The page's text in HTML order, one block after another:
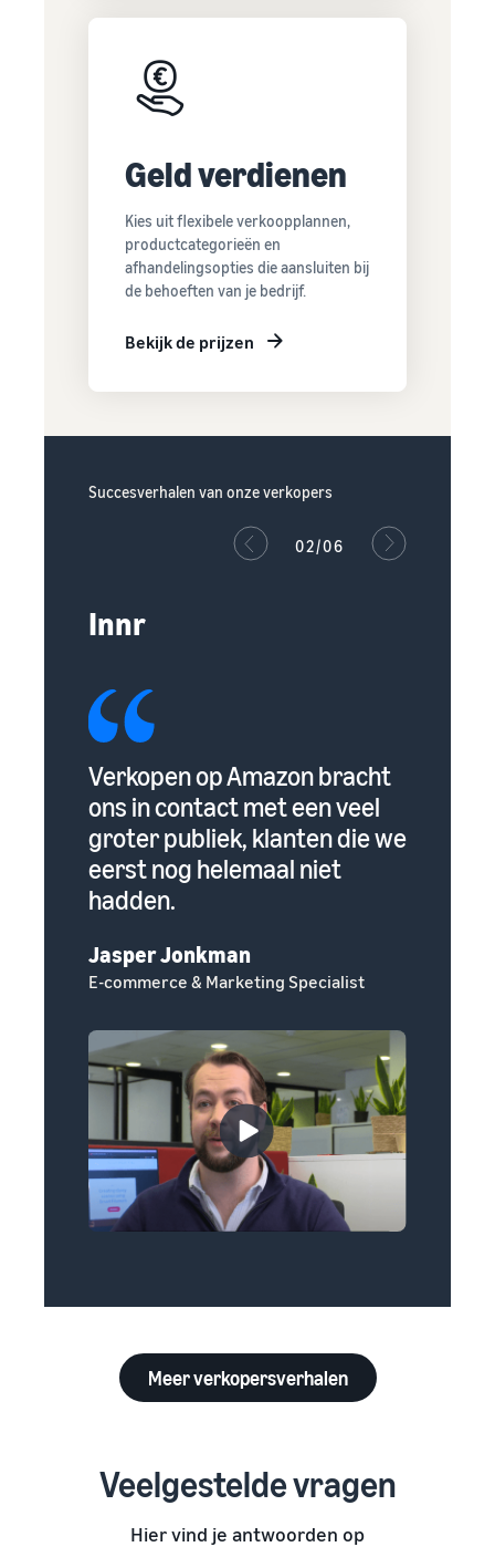
Geld verdienen
Kies uit flexibele verkoopplannen,
productcategorieën en
afhandelingsopties die aansluiten bij
de behoeften van je bedrijf.
Bekijk de prijzen
Succesverhalen van onze verkopers
02/06
Innr
Verkopen op Amazon bracht
ons in contact met een veel
groter publiek, klanten die we
eerst nog helemaal niet
hadden.
Jasper Jonkman
E-commerce & Marketing Specialist
Meer verkopersverhalen
Veelgestelde vragen
Hier vind je antwoorden op